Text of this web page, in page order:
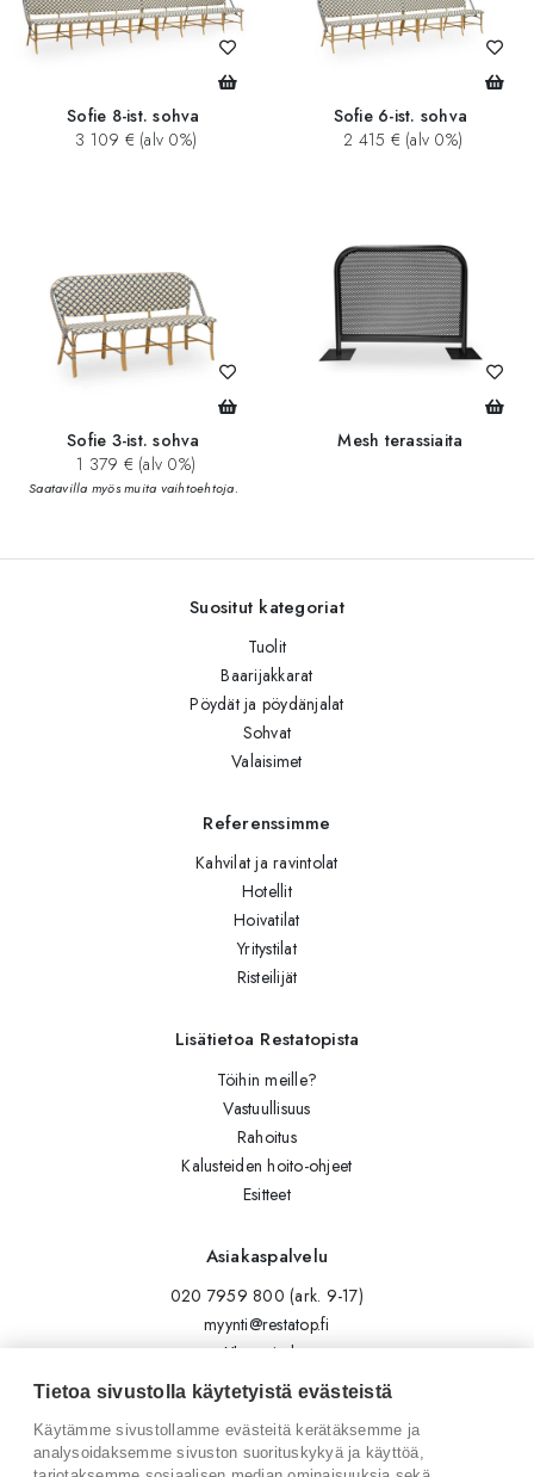
Sofie 8-ist. sohva
3 109 € (alv 0%)
Sofie 6-ist. sohva
2 415 € (alv 0%)
Sofie 3-ist. sohva
1 379 € (alv 0%)
Saatavilla myös muita vaihtoehtoja.
Mesh terassiaita
Suositut kategoriat
Tuolit
Baarijakkarat
Pöydät ja pöydänjalat
Sohvat
Valaisimet
Referenssimme
Kahvilat ja ravintolat
Hotellit
Hoivatilat
Yritystilat
Risteilijät
Lisätietoa Restatopista
Töihin meille?
Vastuullisuus
Rahoitus
Kalusteiden hoito-ohjeet
Esitteet
Asiakaspalvelu
020 7959 800 (ark. 9-17)
myynti@restatop.fi
Yhteystiedot
Lähetä viesti
Seuraa meitä
Tietoa sivustolla käytetyistä evästeistä
Käytämme sivustollamme evästeitä kerätäksemme ja
analysoidaksemme sivuston suorituskykyä ja käyttöä,